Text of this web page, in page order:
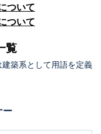
ついて
ついて
覧
築系として用語を定義
ー